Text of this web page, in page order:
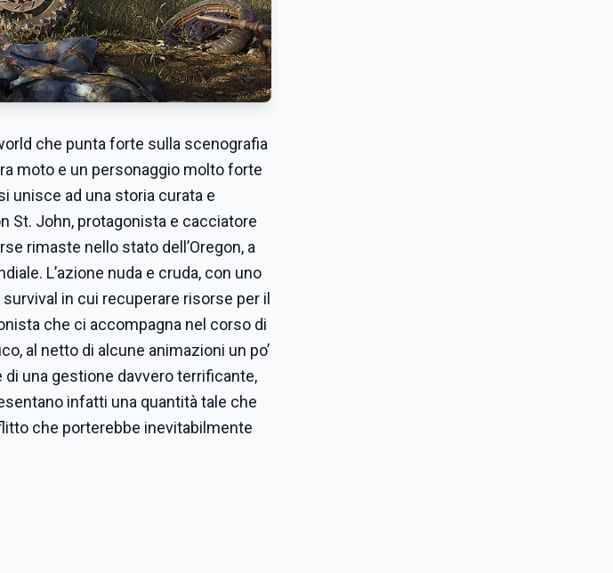
che punta forte sulla scenografia
moto e un personaggio molto forte
unisce ad una storia curata e
St. John, protagonista e cacciatore
rimaste nello stato dell’Oregon, a
L’azione nuda e cruda, con uno
in cui recuperare risorse per il
che ci accompagna nel corso di
al netto di alcune animazioni un po’
di una gestione davvero terrificante,
infatti una quantità tale che
che porterebbe inevitabilmente